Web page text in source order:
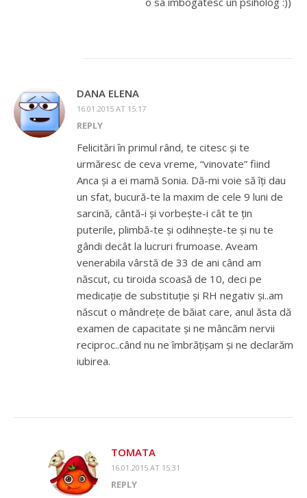
DANA ELENA
16.01.2015 AT 15:17
REPLY
Felicitări în primul rând, te citesc și te
urmăresc de ceva vreme, “vinovate” fiind
Anca și a ei mamă Sonia. Dă-mi voie să îți dau
un sfat, bucură-te la maxim de cele 9 luni de
sarcină, cântă-i și vorbește-i cât te țin
puterile, plimbă-te și odihnește-te și nu te
gândi decât la lucruri frumoase. Aveam
venerabila vârstă de 33 de ani când am
născut, cu tiroida scoasă de 10, deci pe
medicație de substituție și RH negativ și..am
născut o mândrețe de băiat care, anul ăsta dă
examen de capacitate și ne mâncăm nervii
reciproc..când nu ne îmbrățișam și ne declarăm
iubirea.
TOMATA
16.01.2015 AT 15:31
REPLY